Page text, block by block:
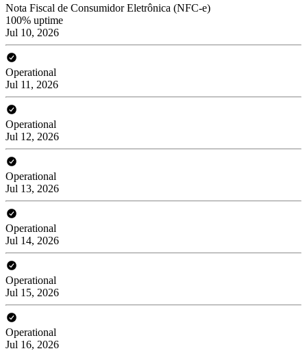
Nota Fiscal de Consumidor Eletrônica (NFC-e)
100% uptime
Jul 10, 2026
Operational
Jul 11, 2026
Operational
Jul 12, 2026
Operational
Jul 13, 2026
Operational
Jul 14, 2026
Operational
Jul 15, 2026
Operational
Jul 16, 2026